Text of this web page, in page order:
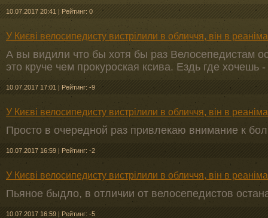
10.07.2017 20:41 | Рейтинг: 0
У Києві велосипедисту вистрілили в обличчя, він в
А вы видили что бы хотя бы раз Велосепедистам
это круче чем прокуроская ксива. Ездь где хочешь
10.07.2017 17:01 | Рейтинг: -9
У Києві велосипедисту вистрілили в обличчя, він в
Просто в очередной раз привлекаю внимание к
10.07.2017 16:59 | Рейтинг: -2
У Києві велосипедисту вистрілили в обличчя, він в
Пьяное быдло, в отличии от велосепедистов
10.07.2017 16:59 | Рейтинг: -5